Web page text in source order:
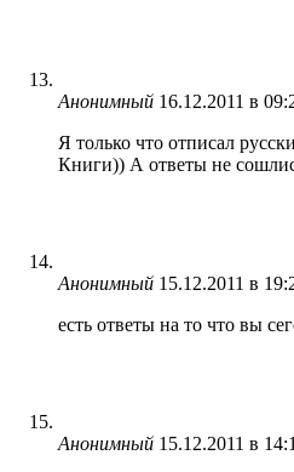
Анонимный 16.12.2011 в
Я только что отписал
Книги)) А ответы не
Анонимный 15.12.2011 в
есть ответы на то что вы
Анонимный 15.12.2011 в